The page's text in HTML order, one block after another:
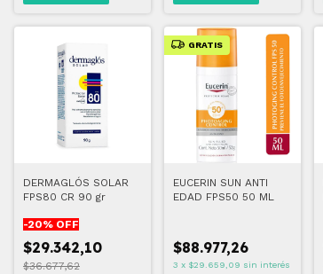
DERMAGLÓS SOLAR
FPS80 CR 90 gr
-20% OFF
$29.342,10
$36.677,62
GRATIS
EUCERIN SUN ANTI
EDAD FPS50 50 ML
$88.977,26
3 x $29.659,09 sin interés